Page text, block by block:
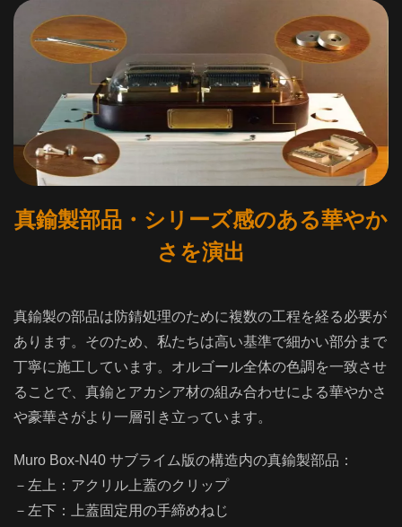
真鍮製部品・シリーズ感のある華やか
さを演出
真鍮製の部品は防錆処理のために複数の工程を経る必要が
あります。そのため、私たちは高い基準で細かい部分まで
丁寧に施工しています。オルゴール全体の色調を一致させ
ることで、真鍮とアカシア材の組み合わせによる華やかさ
や豪華さがより一層引き立っています。
Muro Box-N40 サブライム版の構造内の真鍮製部品：
－左上：アクリル上蓋のクリップ
－左下：上蓋固定用の手締めねじ